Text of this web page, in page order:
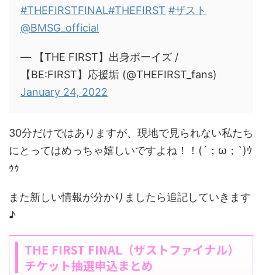
#THEFIRSTFINAL#THEFIRST #ザスト
@BMSG_official
— 【THE FIRST】出身ボーイズ /
【BE:FIRST】応援垢 (@THEFIRST_fans)
January 24, 2022
30分だけではありますが、現地で見られない私たち
にとってはめっちゃ嬉しいですよね！！(´；ω；`)ｳ
ｩｩ
また新しい情報が分かりましたら追記していきます
♪
THE FIRST FINAL（ザストファイナル）
チケット抽選申込まとめ